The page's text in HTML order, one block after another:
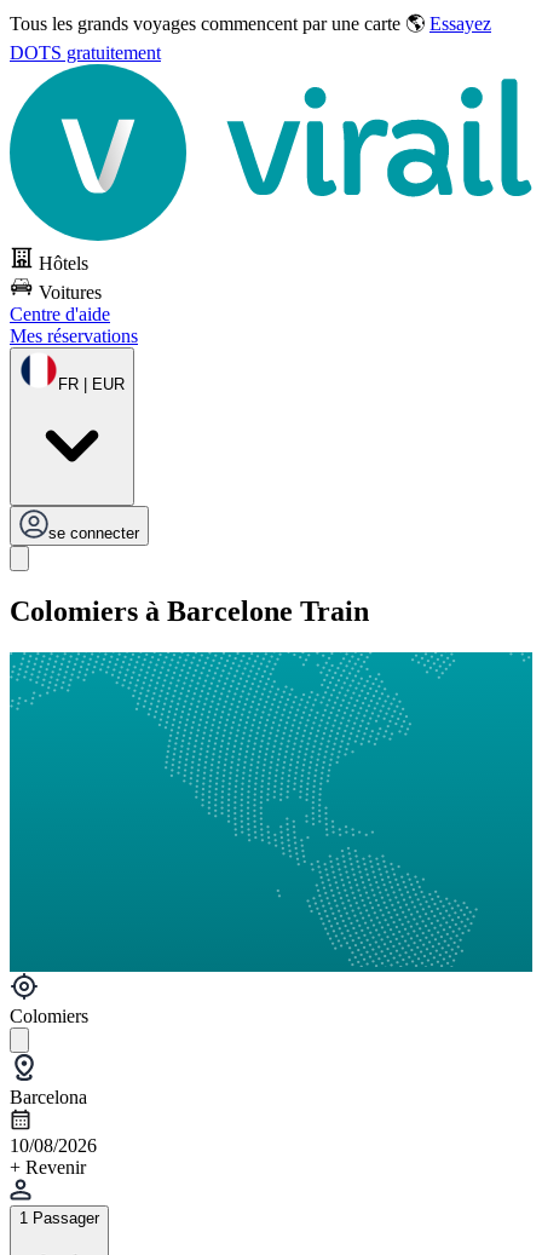
Tous les grands voyages commencent par une carte 🌎 Essayez
DOTS gratuitement
Hôtels
Voitures
Centre d'aide
Mes réservations
FR | EUR
se connecter
Colomiers à Barcelone Train
Colomiers
Barcelona
10/08/2026
+ Revenir
1 Passager